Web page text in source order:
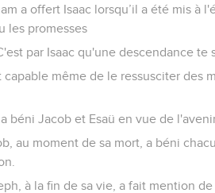
a offert Isaac lorsqu’il a été mis à
les promesses
par Isaac qu'une descendance te
même de le ressusciter des
béni Jacob et Esaü en vue de
au moment de sa mort, a béni
à la fin de sa vie, a fait mention